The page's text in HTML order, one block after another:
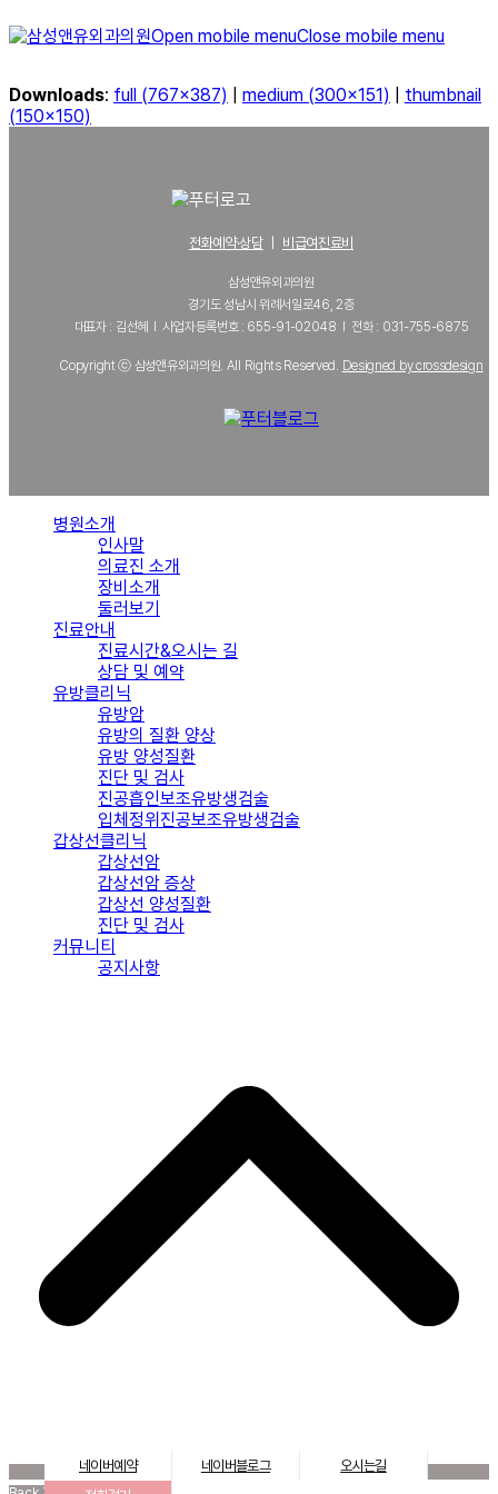
Open mobile menuClose mobile menu
Downloads: full (767x387) medium (300x151)
thumbnail
(150x150)
전화예약·상담｜ 비급여진료비
삼성앤유외과의원
경기도 성남시 위례서일로46, 2층
대표자 : 김선혜 l 사업자등록번호 : 655-91-02048 l 전화 : 031-755-6875
Copyright ⓒ 삼성앤유외과의원. All Rights Reserved. Designed by crossdesign
네이버예약 네이버블로그
오시는길
병원소개
인사말
의료진 소개
장비소개
둘러보기
진료안내
진료시간&오시는 길
상담 및 예약
유방클리닉
유방암
유방의 질환 양상
유방 양성질환
진단 및 검사
진공흡인보조유방생검술
입체정위진공보조유방생검술
갑상선클리닉
갑상선암
갑상선암 증상
갑상선 양성질환
진단 및 검사
커뮤니티
공지사항